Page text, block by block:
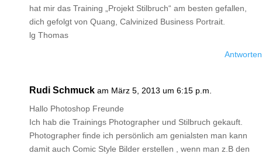
hat mir das Training „Projekt Stilbruch“ am besten gefallen,
dich gefolgt von Quang, Calvinized Business Portrait.
lg Thomas
Antworten
Rudi Schmuck am März 5, 2013 um 6:15 p.m.
Hallo Photoshop Freunde
Ich hab die Trainings Photographer und Stilbruch gekauft.
Photographer finde ich persönlich am genialsten man kann
damit auch Comic Style Bilder erstellen , wenn man z.B den